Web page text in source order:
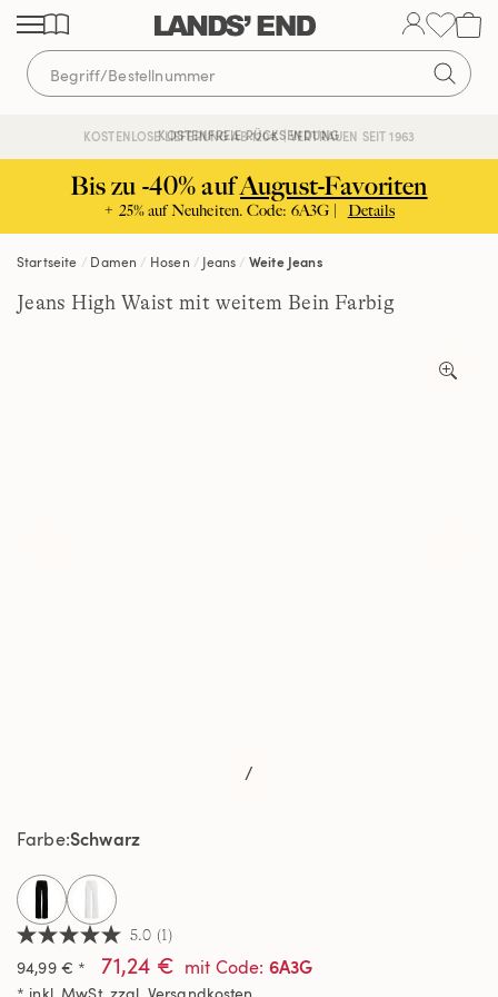
Direkt
zum
Inhalt
Direkt
zur
Navigation
Direkt
zur
Suche
KOSTENLOSE LIEFERUNG AB 120€ | VERTRAUEN SEIT 1963
KOSTENFREIE RÜCKSENDUNG
Bis zu -40% aufAugust-Favoriten
+ 25% auf Neuheiten. Code: 6A3G | Details
Startseite Damen Hosen Jeans Weite Jeans
Jeans High Waist mit weitem Bein Farbig
/
5.0
von
5
5.0 (1)
94,99 € * 71,24 € mit Code: 6A3G
Farbe Schwarz
selected